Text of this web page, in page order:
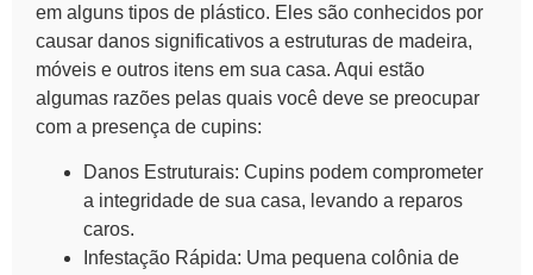
em alguns tipos de plástico. Eles são conhecidos por
causar danos significativos a estruturas de madeira,
móveis e outros itens em sua casa. Aqui estão
algumas razões pelas quais você deve se preocupar
com a presença de cupins:
Danos Estruturais: Cupins podem comprometer
a integridade de sua casa, levando a reparos
caros.
Infestação Rápida: Uma pequena colônia de